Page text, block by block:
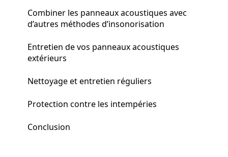
Combiner les panneaux acoustiques avec
d’autres méthodes d’insonorisation
Entretien de vos panneaux acoustiques
extérieurs
Nettoyage et entretien réguliers
Protection contre les intempéries
Conclusion